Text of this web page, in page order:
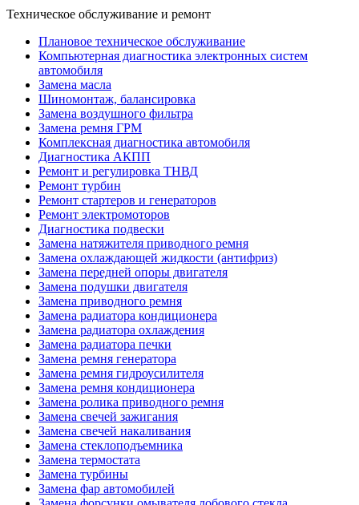
Техническое обслуживание и ремонт
Плановое техническое обслуживание
Компьютерная диагностика электронных систем
автомобиля
Замена масла
Шиномонтаж, балансировка
Замена воздушного фильтра
Замена ремня ГРМ
Комплексная диагностика автомобиля
Диагностика АКПП
Ремонт и регулировка ТНВД
Ремонт турбин
Ремонт стартеров и генераторов
Ремонт электромоторов
Диагностика подвески
Замена натяжителя приводного ремня
Замена охлаждающей жидкости (антифриз)
Замена передней опоры двигателя
Замена подушки двигателя
Замена приводного ремня
Замена радиатора кондиционера
Замена радиатора охлаждения
Замена радиатора печки
Замена ремня генератора
Замена ремня гидроусилителя
Замена ремня кондиционера
Замена ролика приводного ремня
Замена свечей зажигания
Замена свечей накаливания
Замена стеклоподъемника
Замена термостата
Замена турбины
Замена фар автомобилей